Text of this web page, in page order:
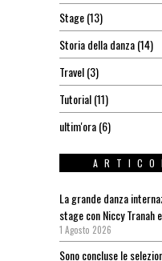
Stage(13)
Storia della danza(14)
Travel(3)
Tutorial(11)
ultim'ora(6)
La grande danza
stage con Niccy Tranah
1 Agosto 2026
Sono concluse le